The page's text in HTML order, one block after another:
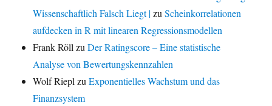
Wissenschaftlich Falsch Liegt |zuScheinkorrelationen
aufdecken in R mit linearen Regressionsmodellen
Frank Röll zuDer Ratingscore – Eine statistische
Analyse von Bewertungskennzahlen
Wolf Riepl zuExponentielles Wachstum und das
Finanzsystem